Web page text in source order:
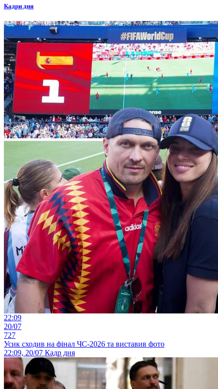
Кадри дня
22:09
20/07
727
Усик сходив на фінал ЧС-2026 та виставив фото
22:09, 20/07 Кадр дня